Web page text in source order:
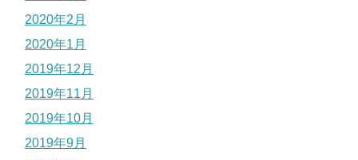
2020年2月
2020年1月
2019年12月
2019年11月
2019年10月
2019年9月